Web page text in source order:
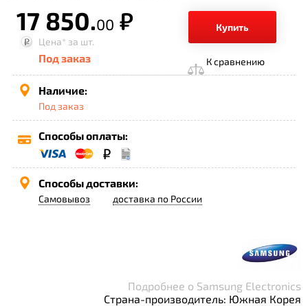
17 850.00 р.
Купить
Цена* за шт.
Под заказ К сравнению
Наличие:
Под заказ
Способы оплаты:
Способы доставки:
Самовывоз доставка по России
Подробнее о Samsung Electronics
Страна-производитель: Южная Корея